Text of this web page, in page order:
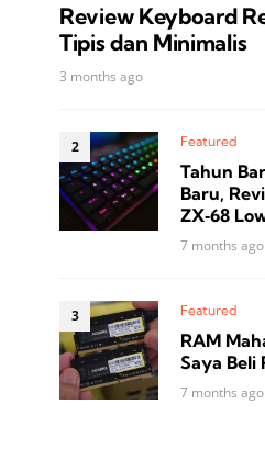
Review Keyboard
Tipis dan Minimalis
3 months ago
Featured
Tahun
Baru,
ZX‑68
7 months ago
Featured
RAM
Saya Beli
7 months ago